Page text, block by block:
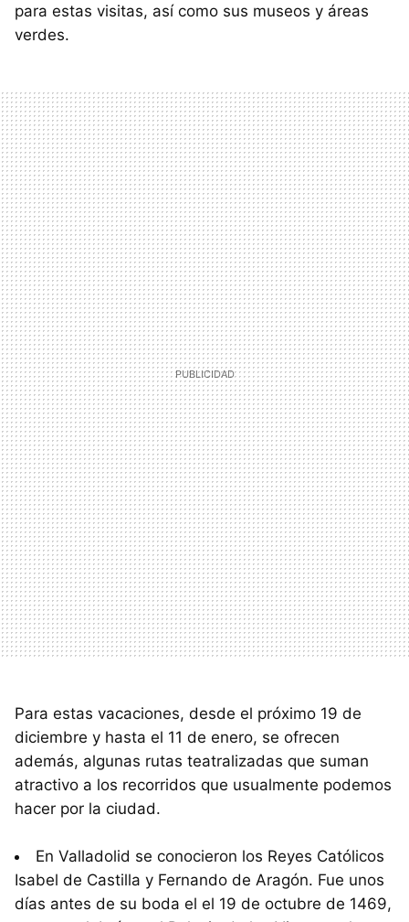
para estas visitas, así como sus museos y áreas
verdes.
Para estas vacaciones, desde el próximo 19 de
diciembre y hasta el 11 de enero, se ofrecen
además, algunas rutas teatralizadas que suman
atractivo a los recorridos que usualmente podemos
hacer por la ciudad.
En Valladolid se conocieron los Reyes Católicos
Isabel de Castilla y Fernando de Aragón. Fue unos
días antes de su boda el el 19 de octubre de 1469,